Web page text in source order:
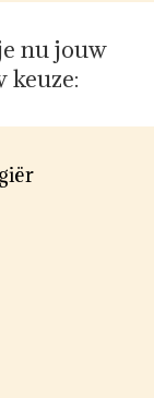
nu jouw
keuze: